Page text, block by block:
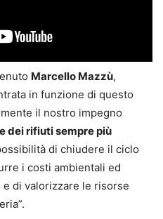
Marcello Mazzù,
in funzione di questo
il nostro impegno
dei rifiuti sempre più
di chiudere il ciclo
i costi ambientali ed
di valorizzare le risorse